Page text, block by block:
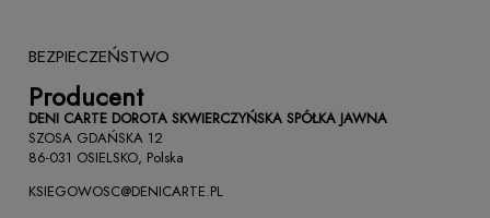
BEZPIECZEŃSTWO
Producent
DENI CARTE DOROTA SKWIERCZYŃSKA SPÓŁKA JAWNA
SZOSA GDAŃSKA 12
86-031 OSIELSKO, Polska
KSIEGOWOSC@DENICARTE.PL